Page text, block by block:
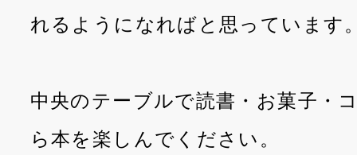
れるようになればと思っています
中央のテーブルで読書・お菓子・
ら本を楽しんでください。